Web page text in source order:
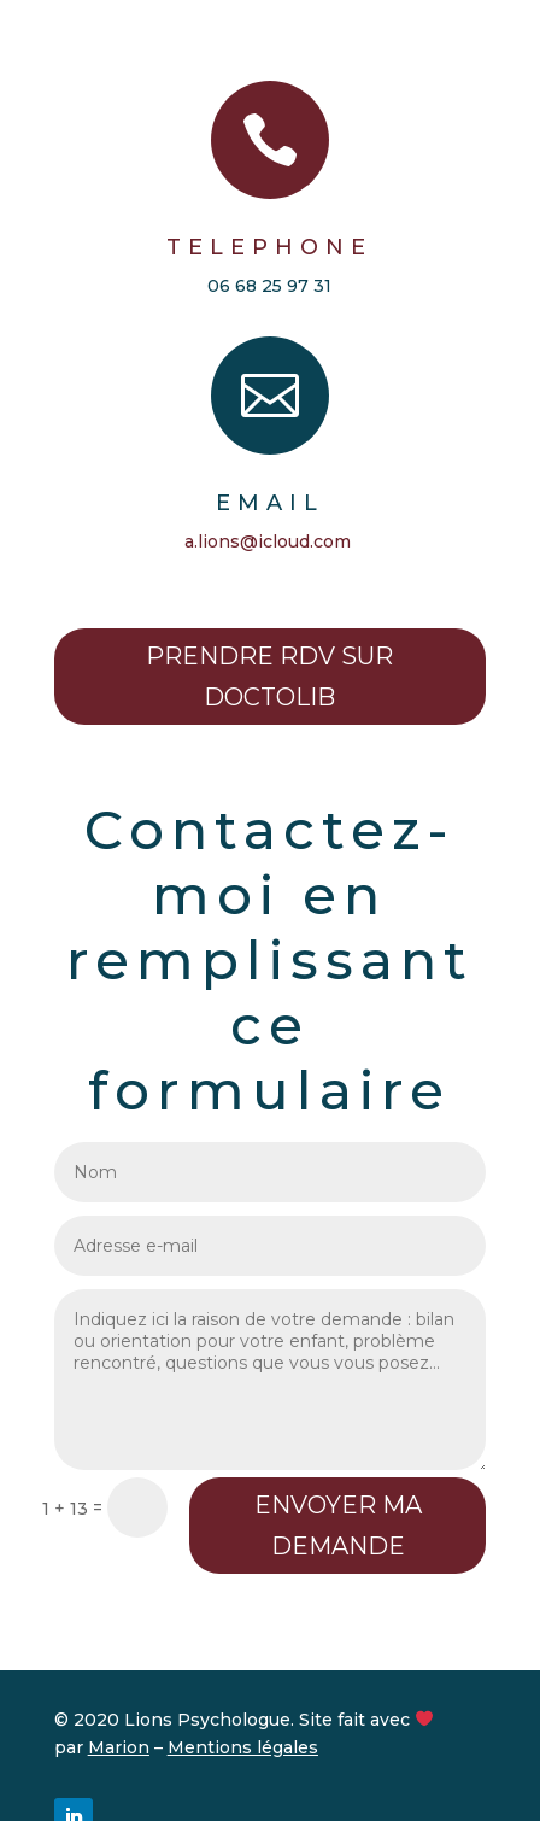

TELEPHONE
06 68 25 97 31

EMAIL
a.lions@icloud.com
PRENDRE RDV SUR
DOCTOLIB
Contactez-
moi en
remplissant
ce
formulaire
1 + 13 =
ENVOYER MA
DEMANDE
© 2020 Lions Psychologue. Site fait avec
par Marion – Mentions légales